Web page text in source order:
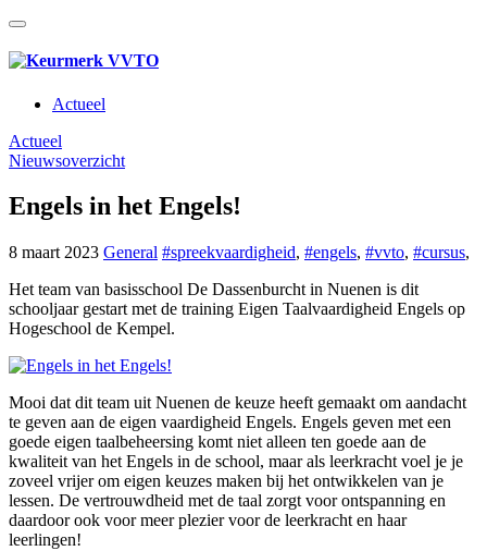
Actueel
Actueel
Nieuwsoverzicht
Engels in het Engels!
8 maart 2023 General #spreekvaardigheid, #engels, #vvto, #cursus,
Het team van basisschool De Dassenburcht in Nuenen is dit
schooljaar gestart met de training Eigen Taalvaardigheid Engels op
Hogeschool de Kempel.
Mooi dat dit team uit Nuenen de keuze heeft gemaakt om aandacht
te geven aan de eigen vaardigheid Engels. Engels geven met een
goede eigen taalbeheersing komt niet alleen ten goede aan de
kwaliteit van het Engels in de school, maar als leerkracht voel je je
zoveel vrijer om eigen keuzes maken bij het ontwikkelen van je
lessen. De vertrouwdheid met de taal zorgt voor ontspanning en
daardoor ook voor meer plezier voor de leerkracht en haar
leerlingen!